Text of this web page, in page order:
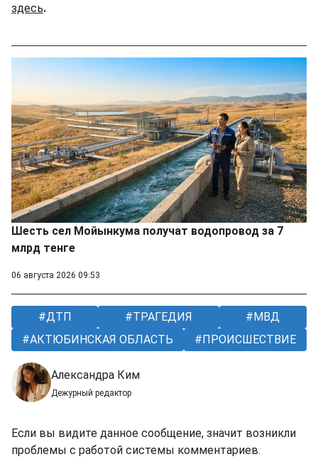
здесь.
Шесть сел Мойынкума получат водопровод за 7
млрд тенге
06 августа 2026 09:53
ДТП ТРАГЕДИЯ
МВД
АКТЮБИНСКАЯ ОБЛАСТЬ
ПРОИСШЕСТВИЕ
Александра Ким
Дежурный редактор
Если вы видите данное сообщение, значит возникли
проблемы с работой системы комментариев.